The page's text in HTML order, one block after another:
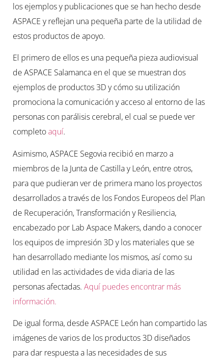
los ejemplos y publicaciones que se han hecho desde
ASPACE y reflejan una pequeña parte de la utilidad de
estos productos de apoyo.
El primero de ellos es una pequeña pieza audiovisual
de ASPACE Salamanca en el que se muestran dos
ejemplos de productos 3D y cómo su utilización
promociona la comunicación y acceso al entorno de las
personas con parálisis cerebral, el cual se puede ver
completoaquí.
Asimismo, ASPACE Segovia recibió en marzo a
miembros de la Junta de Castilla y León, entre otros,
para que pudieran ver de primera mano los proyectos
desarrollados a través de los Fondos Europeos del Plan
de Recuperación, Transformación y Resiliencia,
encabezado por Lab Aspace Makers, dando a conocer
los equipos de impresión 3D y los materiales que se
han desarrollado mediante los mismos, así como su
utilidad en las actividades de vida diaria de las
personas afectadas. Aquí puedes encontrar más
información.
De igual forma, desde ASPACE León han compartido las
imágenes de varios de los productos 3D diseñados
para dar respuesta a las necesidades de sus